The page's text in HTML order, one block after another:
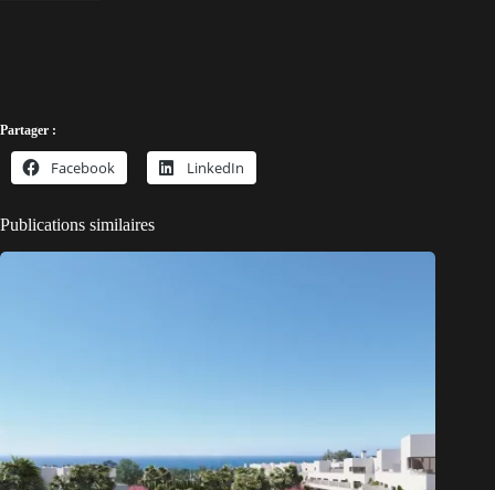
Partager :
Facebook LinkedIn
Publications similaires